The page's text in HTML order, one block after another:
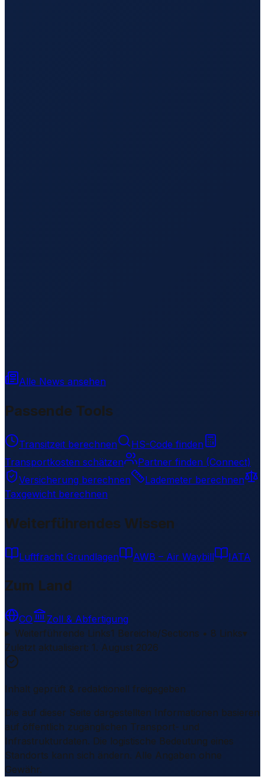
Alle News ansehen
Passende Tools
Transitzeit berechnen
HS-Code finden
Transportkosten schätzen
Partner finden (Connect)
Versicherung berechnen
Lademeter berechnen
Taxgewicht berechnen
Weiterführendes Wissen
Luftfracht Grundlagen AWB – Air Waybill IATA
Zum Land
CO
Zoll & Abfertigung
Weiterführende Links1 Bereiche/Sections • 8 Links▾
Zuletzt aktualisiert: 1. August 2026
Inhalt geprüft & redaktionell freigegeben
Die auf dieser Seite dargestellten Informationen basieren
auf öffentlich zugänglichen Transport- und
Infrastrukturdaten. Die logistische Bedeutung eines
Standorts kann sich ändern. Alle Angaben ohne
Gewähr.